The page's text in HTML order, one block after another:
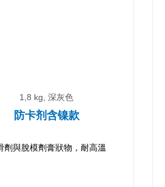
1,8 kg, 深灰色
防卡剂含镍款
劑與脫模劑膏狀物，耐高溫